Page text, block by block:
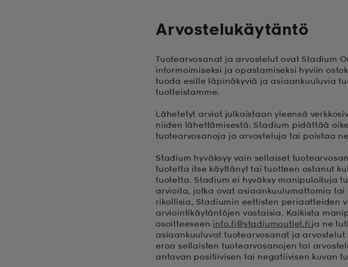
Arvostelukäytäntö
Tuotearvosanat ja arvostelut ovat Stadium
informoimiseksi ja opastamiseksi hyviin
tuoda esille läpinäkyviä ja asiaankuuluvia
tuotteistamme.
Lähetetyt arviot julkaistaan yleensä
niiden lähettämisestä. Stadium pidättää
tuotearvosanoja ja arvosteluja tai poistaa
Stadium hyväksyy vain sellaiset
tuotetta itse käyttänyt tai tuotteen ostanut
tuotetta. Stadium ei hyväksy manipuloituja
arvioita, jotka ovat asiaankuulumattomia
rikollisia, Stadiumin eettisten periaatteiden
arviointikäytäntöjen vastaisia. Kaikista
osoitteeseen info.fi@stadiumoutlet.fi ja ne
asiaankuuluvat tuotearvosanat ja
eroa sellaisten tuotearvosanojen tai
antavan positiivisen tai negatiivisen kuvan